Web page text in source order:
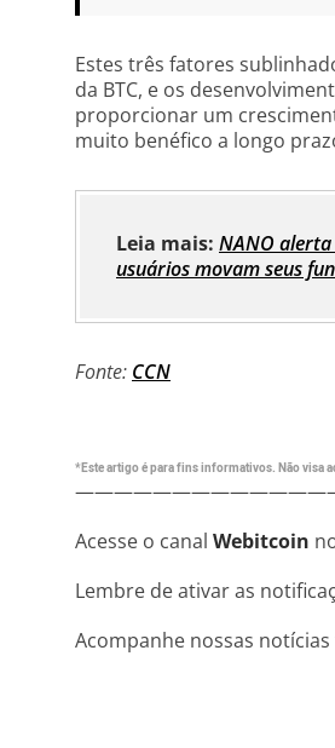
Estes três fatores
da BTC, e os
proporcionar um
muito benéfico a longo
Leia mais: NANO
usuários movam seus
Fonte: CCN
*Este artigo é para fins informativos. Não
Acesse o canal Webitcoin
Lembre de ativar as
Acompanhe nossas